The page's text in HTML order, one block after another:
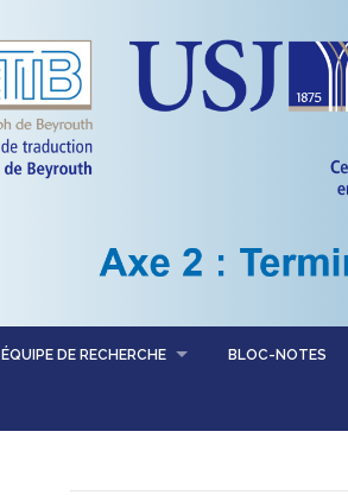
ÉQUIPE DE RECHERCHE BLOC-NOTES